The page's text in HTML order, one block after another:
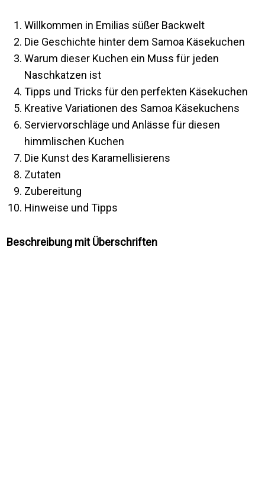
Willkommen in Emilias süßer Backwelt
Die Geschichte hinter dem Samoa Käsekuchen
Warum dieser Kuchen ein Muss für jeden
Naschkatzen ist
Tipps und Tricks für den perfekten Käsekuchen
Kreative Variationen des Samoa Käsekuchens
Serviervorschläge und Anlässe für diesen
himmlischen Kuchen
Die Kunst des Karamellisierens
Zutaten
Zubereitung
Hinweise und Tipps
Beschreibung mit Überschriften